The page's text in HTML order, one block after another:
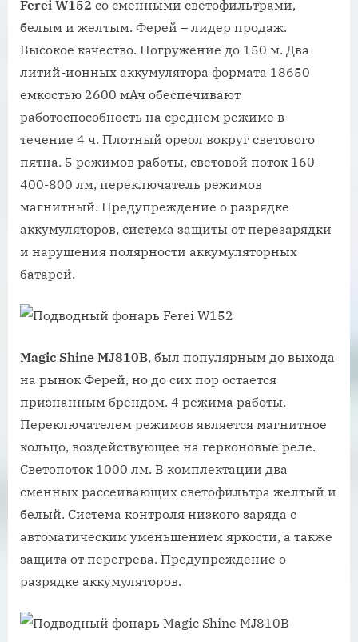
Ferei W152 со сменными светофильтрами,
белым и желтым. Ферей – лидер продаж.
Высокое качество. Погружение до 150 м. Два
литий-ионных аккумулятора формата 18650
емкостью 2600 мАч обеспечивают
работоспособность на среднем режиме в
течение 4 ч. Плотный ореол вокруг светового
пятна. 5 режимов работы, световой поток 160-
400-800 лм, переключатель режимов
магнитный. Предупреждение о разрядке
аккумуляторов, система защиты от перезарядки
и нарушения полярности аккумуляторных
батарей.
Magic Shine MJ810B, был популярным до выхода
на рынок Ферей, но до сих пор остается
признанным брендом. 4 режима работы.
Переключателем режимов является магнитное
кольцо, воздействующее на герконовые реле.
Светопоток 1000 лм. В комплектации два
сменных рассеивающих светофильтра желтый и
белый. Система контроля низкого заряда с
автоматическим уменьшением яркости, а также
защита от перегрева. Предупреждение о
разрядке аккумуляторов.